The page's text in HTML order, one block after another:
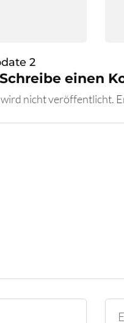
2
Schreibe einen
nicht veröffentlicht.